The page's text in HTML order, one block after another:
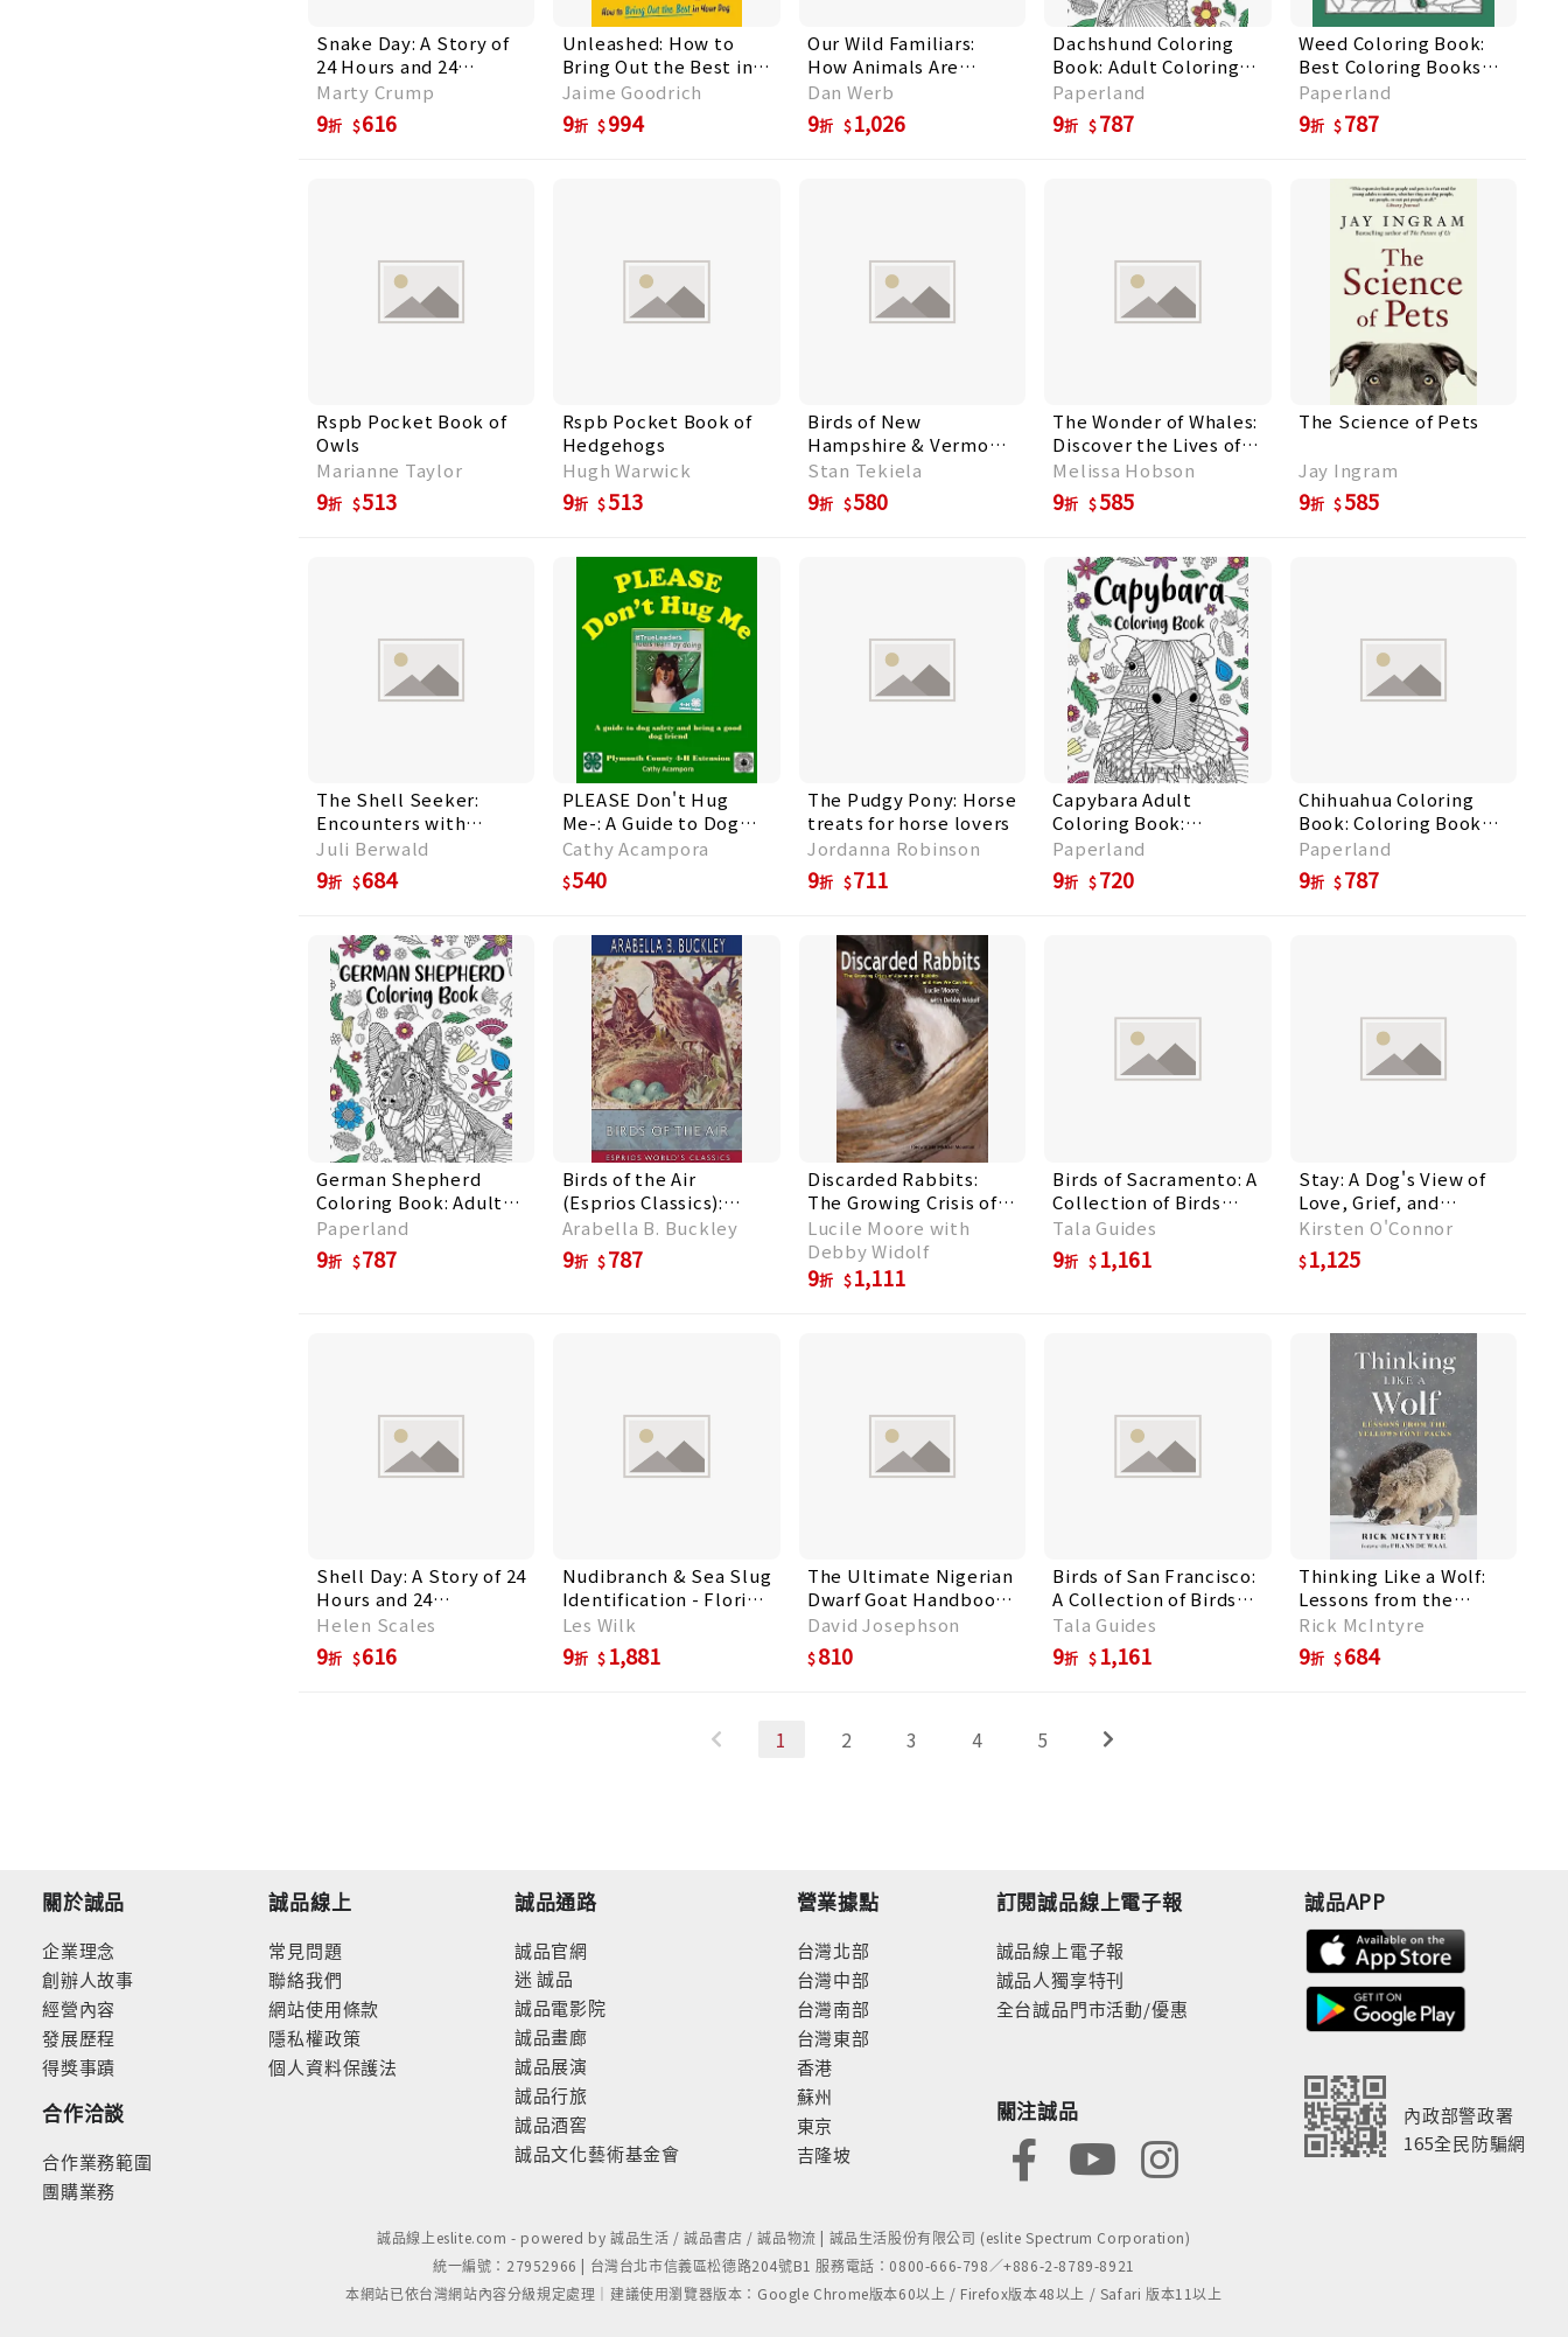
Snake Day: A Story of
24 Hours and 24
Serpentine Lives
Marty Crump
9折 616
Unleashed: How to
Bring Out the Best in
Your Dog
Jaime Goodrich
9折 994
Our Wild Familiars:
How Animals Are
Adapting to Cities and
Reshaping the Natural
World
Dan Werb
9折 1,026
Dachshund Coloring
Book: Adult Coloring
Book, Dog Lover Gifts,
Floral Mandala
Coloring Pages
Paperland
9折 787
Weed Coloring Book:
Best Coloring Books
for Adults Who are
Stoner or Smoker
Paperland
9折 787
Rspb Pocket Book of
Owls
Marianne Taylor
9折 513
Rspb Pocket Book of
Hedgehogs
Hugh Warwick
9折 513
Birds of New
Hampshire & Vermont
Field Guide
Stan Tekiela
9折 580
The Wonder of Whales:
Discover the Lives of
Earth's Most Majestic
Giants
Melissa Hobson
9折 585
The Science of Pets
Jay Ingram
9折 585
The Shell Seeker:
Encounters with
Thirty Seashells
Juli Berwald
9折 684
PLEASE Don't Hug
Me-: A Guide to Dog
Safety and Being a
Good Dog Friend
Cathy Acampora
540
The Pudgy Pony: Horse
treats for horse lovers
Jordanna Robinson
9折 711
Capybara Adult
Coloring Book:
Capybara Owner Gift,
Floral Mandala
Coloring Pages,
Paperland
9折 720
Chihuahua Coloring
Book: Coloring Book
for Adults, Chihuahua
Lover Gift, Animal
Coloring Book
Paperland
9折 787
German Shepherd
Coloring Book: Adult
Coloring Book, Dog
Lover Gifts, Mandala
Coloring Pages
Paperland
9折 787
Birds of the Air
(Esprios Classics):
Illustrated by Fairfax
Muckler
Arabella B. Buckley
9折 787
Discarded Rabbits:
The Growing Crisis of
Abandoned Rabbits
and How We Can Help
Lucile Moore with
Debby Widolf
9折 1,111
Birds of Sacramento: A
Collection of Birds
Found Around
Sacramento
Tala Guides
9折 1,161
Stay: A Dog's View of
Love, Grief, and
Ordinary Days
Kirsten O'Connor
1,125
Shell Day: A Story of 24
Hours and 24
Molluscan Lives
Helen Scales
9折 616
Nudibranch & Sea Slug
Identification - Florida
Caribbean Bahamas
Les Wilk
9折 1,881
The Ultimate Nigerian
Dwarf Goat Handbook:
Comprehensive Guide
to Housing, Feeding,
Breeding, Health Care,
Manage
David Josephson
810
Birds of San Francisco:
A Collection of Birds
Found Around San
Francisco
Tala Guides
9折 1,161
Thinking Like a Wolf:
Lessons from the
Yellowstone Packs
Rick McIntyre
9折 684
1 2 3 4 5
關於誠品
企業理念
創辦人故事
經營內容
發展歷程
得獎事蹟
合作洽談
合作業務範圍
團購業務
誠品線上
常見問題
聯絡我們
網站使用條款
隱私權政策
個人資料保護法
誠品通路
誠品官網
迷 誠品
誠品電影院
誠品畫廊
誠品展演
誠品行旅
誠品酒窖
誠品文化藝術基金會
營業據點
台灣北部
台灣中部
台灣南部
台灣東部
香港
蘇州
東京
吉隆坡
訂閱誠品線上電子報
誠品線上電子報
誠品人獨享特刊
全台誠品門市活動/優惠
關注誠品
誠品APP
內政部警政署
165全民防騙網
誠品線上eslite.com - powered by 誠品生活 / 誠品書店 / 誠品物流 | 誠品生活股份有限公司 (eslite Spectrum Corporation)
統一編號：27952966 | 台灣台北市信義區松德路204號B1 服務電話：0800-666-798／+886-2-8789-8921
本網站已依台灣網站內容分級規定處理｜建議使用瀏覽器版本：Google Chrome版本60以上 / Firefox版本48以上 / Safari 版本11以上